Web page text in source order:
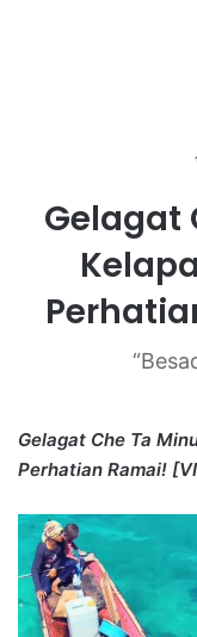
Gelagat
Gelagat Che Ta
Perhatian Ramai!